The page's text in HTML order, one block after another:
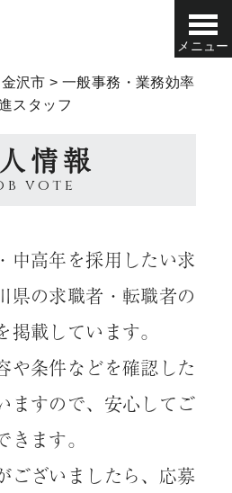
メニュー
金沢市 > 一般事務・業務効率
スタッフ
情報
vote
中高年を採用したい求
県の求職者・転職者の
掲載しています。
や条件などを確認した
ますので、安心してご
きます。
ございましたら、応募